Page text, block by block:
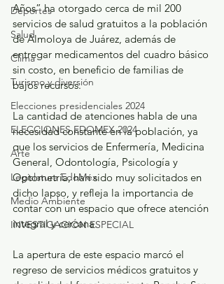
Deportes
Salud
Clima
Turismo y diversión
Elecciones presidenciales 2024
ELECCIONES EDOMEX 2024
Arte
Legislatura EdoMéx
Medio Ambiente
INVESTIGACIÓN ESPECIAL
Años” ha otorgado cerca de mil 200
servicios de salud gratuitos a la población
de Almoloya de Juárez, además de
entregar medicamentos del cuadro básico
sin costo, en beneficio de familias de
bajos recursos.
La cantidad de atenciones habla de una
necesidad constante en la población, ya
que los servicios de Enfermería, Medicina
General, Odontología, Psicología y
Optometría, han sido muy solicitados en
dicho lapso, y refleja la importancia de
contar con un espacio que ofrece atención
integral y cercana.
La apertura de este espacio marcó el
regreso de servicios médicos gratuitos y